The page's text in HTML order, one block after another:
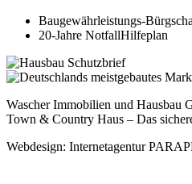
Baugewährleistungs-
20-Jahre NotfallHilfeplan
Wascher Immobilien und Hausbau
Town & Country Haus – Das
Webdesign: Internetagentur